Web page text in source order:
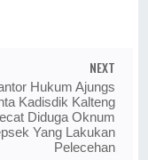
NEXT
Hukum Ajungs
Kadisdik Kalteng
Diduga Oknum
Yang Lakukan
Pelecehan